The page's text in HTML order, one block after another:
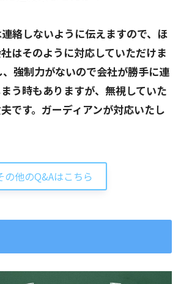
絡しないように伝えますので、ほ
はそのように対応していただけま
、強制力がないので会社が勝手に連
う時もありますが、無視していた
です。ガーディアンが対応いたし
の他のQ&Aはこちら